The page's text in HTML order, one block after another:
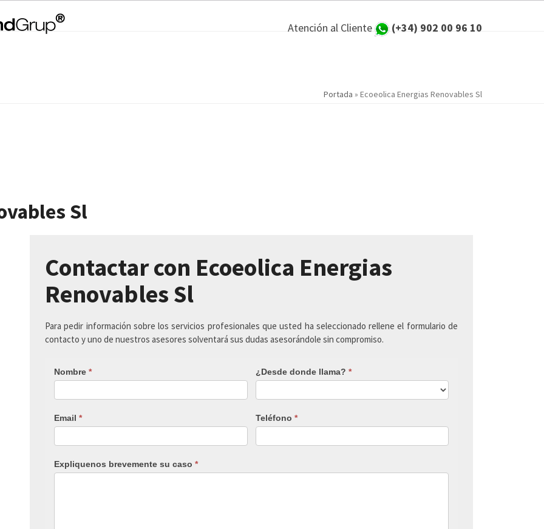
Atención al Cliente (+34) 902 00 96 10
Portada » Ecoeolica Energias Renovables Sl
Sl
Contactar con Ecoeolica Energias
Renovables Sl
Para pedir información sobre los servicios profesionales que usted ha seleccionado rellene el formulario de
contacto y uno de nuestros asesores solventará sus dudas asesorándole sin compromiso.
Nombre * ¿Desde donde llama? *
Email * Teléfono *
Expliquenos brevemente su caso *